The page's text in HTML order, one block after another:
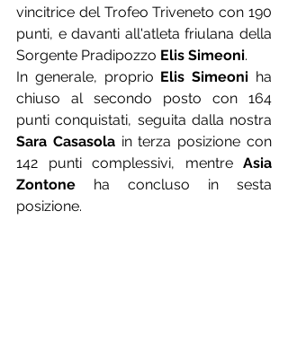
vincitrice del Trofeo Triveneto con 190
punti, e davanti all'atleta friulana della
Sorgente Pradipozzo Elis Simeoni.
In generale, proprio Elis Simeoni ha
chiuso al secondo posto con 164
Sara Casasola in terza posizione con
142 punti complessivi, mentre Asia
Zontone ha concluso in sesta
posizione.